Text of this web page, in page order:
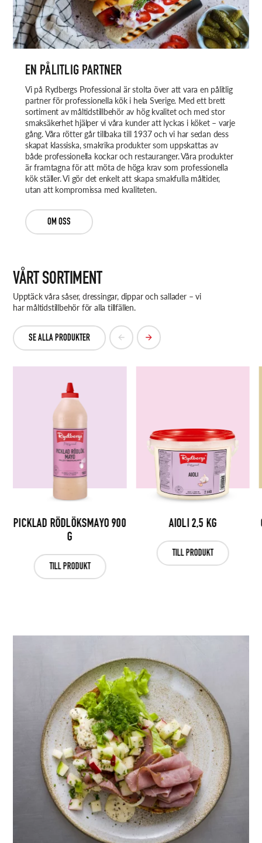
EN PÅLITLIG PARTNER
Vi på Rydbergs Professional är stolta över att vara en pålitlig
partner för professionella kök i hela Sverige. Med ett brett
sortiment av måltidstillbehör av hög kvalitet och med stor
smaksäkerhet hjälper vi våra kunder att lyckas i köket – varje
gång. Våra rötter går tillbaka till 1937 och vi har sedan dess
skapat klassiska, smakrika produkter som uppskattas av
både professionella kockar och restauranger. Våra produkter
är framtagna för att möta de höga krav som professionella
kök ställer. Vi gör det enkelt att skapa smakfulla måltider,
utan att kompromissa med kvaliteten.
OM OSS
VÅRT SORTIMENT
Upptäck våra såser, dressingar, dippar och sallader – vi
har måltidstillbehör för alla tillfällen.
SE ALLA PRODUKTER
PICKLAD RÖDLÖKSMAYO 900
G
TILL PRODUKT
AIOLI 2,5 KG
TILL PRODUKT